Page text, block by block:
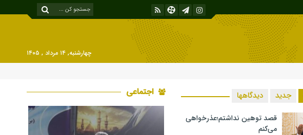
چهارشنبه, ۱۴ مرداد , ۱۴۰۵
جدید دیدگاهها
قصد توهین نداشتم؛عذرخواهی
می‌کنم
اجتماعی